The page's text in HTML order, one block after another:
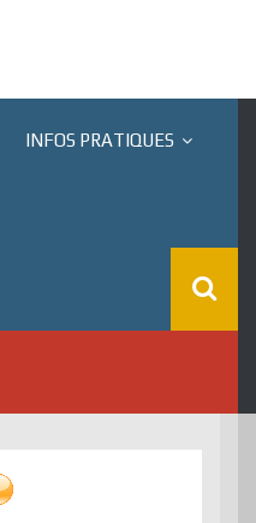
INFOS PRATIQUES